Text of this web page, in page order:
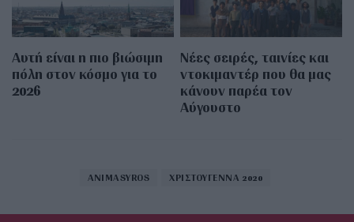
Αυτή είναι η πιο βιώσιμη
πόλη στον κόσμο για το
2026
Νέες σειρές, ταινίες και
ντοκιμαντέρ που θα μας
κάνουν παρέα τον
Αύγουστο
ANIMASYROS ΧΡΙΣΤΟΥΓΕΝΝΑ 2020